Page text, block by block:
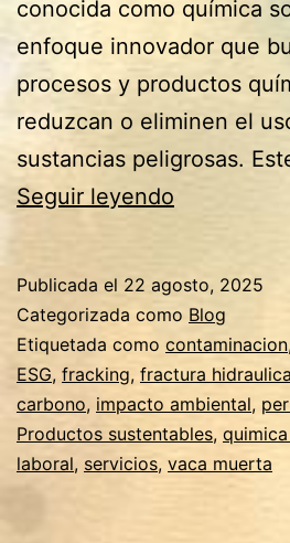
conocida como química
enfoque innovador que
procesos y productos
reduzcan o eliminen el
sustancias peligrosas.
Seguir leyendo
Productos
de
Química
Verde
en
Publicada el 22 agosto, 2025
Categorizada como Blog
Etiquetada como contaminacion
ESG, fracking, fractura hidraulica
carbono, impacto ambiental,
Productos sustentables,
laboral, servicios, vaca muerta